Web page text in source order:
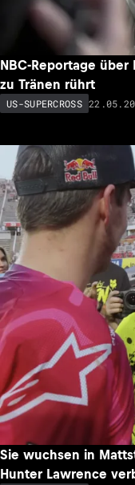
NBC-Reportage über
zu Tränen rührt
US-SUPERCROSS
Sie wuchsen in
Hunter Lawrence